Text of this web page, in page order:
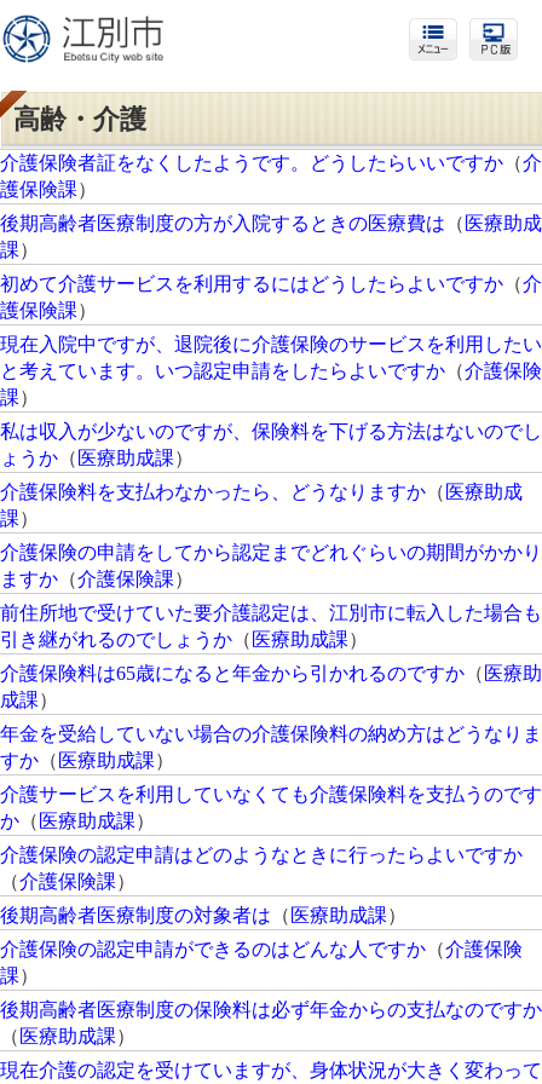
高齢・介護
介護保険者証をなくしたようです。どうしたらいいですか （介
護保険課）
後期高齢者医療制度の方が入院するときの医療費は （ 医療助成
課）
初めて介護サービスを利用するにはどうしたらよいですか （介
護保険課）
現在入院中ですが、退院後に介護保険のサービスを利用したい
と考えています。いつ認定申請をしたらよいですか （介護保険
課）
私は収入が少ないのですが、保険料を下げる方法はないのでし
ょうか （ 医療助成課）
介護保険料を支払わなかったら、どうなりますか （ 医療助成
課）
介護保険の申請をしてから認定までどれぐらいの期間がかかり
ますか （介護保険課）
前住所地で受けていた要介護認定は、江別市に転入した場合も
引き継がれるのでしょうか （ 医療助成課）
介護保険料は65歳になると年金から引かれるのですか （ 医療助
成課）
年金を受給していない場合の介護保険料の納め方はどうなりま
すか （ 医療助成課）
介護サービスを利用していなくても介護保険料を支払うのです
か （ 医療助成課）
介護保険の認定申請はどのようなときに行ったらよいですか
（介護保険課）
後期高齢者医療制度の対象者は （ 医療助成課）
介護保険の認定申請ができるのはどんな人ですか （介護保険
課）
後期高齢者医療制度の保険料は必ず年金からの支払なのですか
（ 医療助成課）
現在介護の認定を受けていますが、身体状況が大きく変わって